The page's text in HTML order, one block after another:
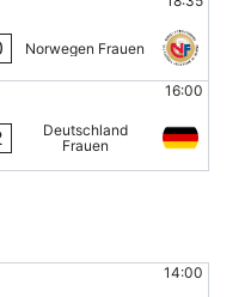
Norwegen Frauen
16:00
Deutschland
Frauen
14:00